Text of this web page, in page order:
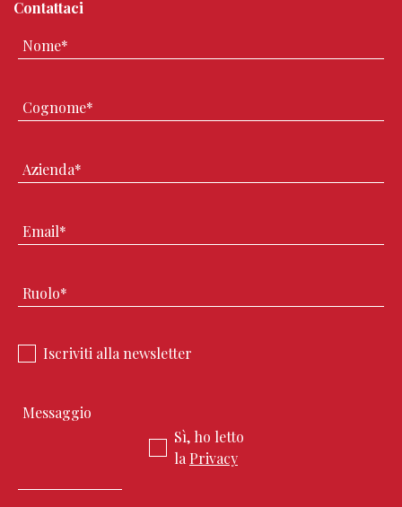
Contattaci
Iscriviti alla newsletter
Sì, ho letto
la Privacy